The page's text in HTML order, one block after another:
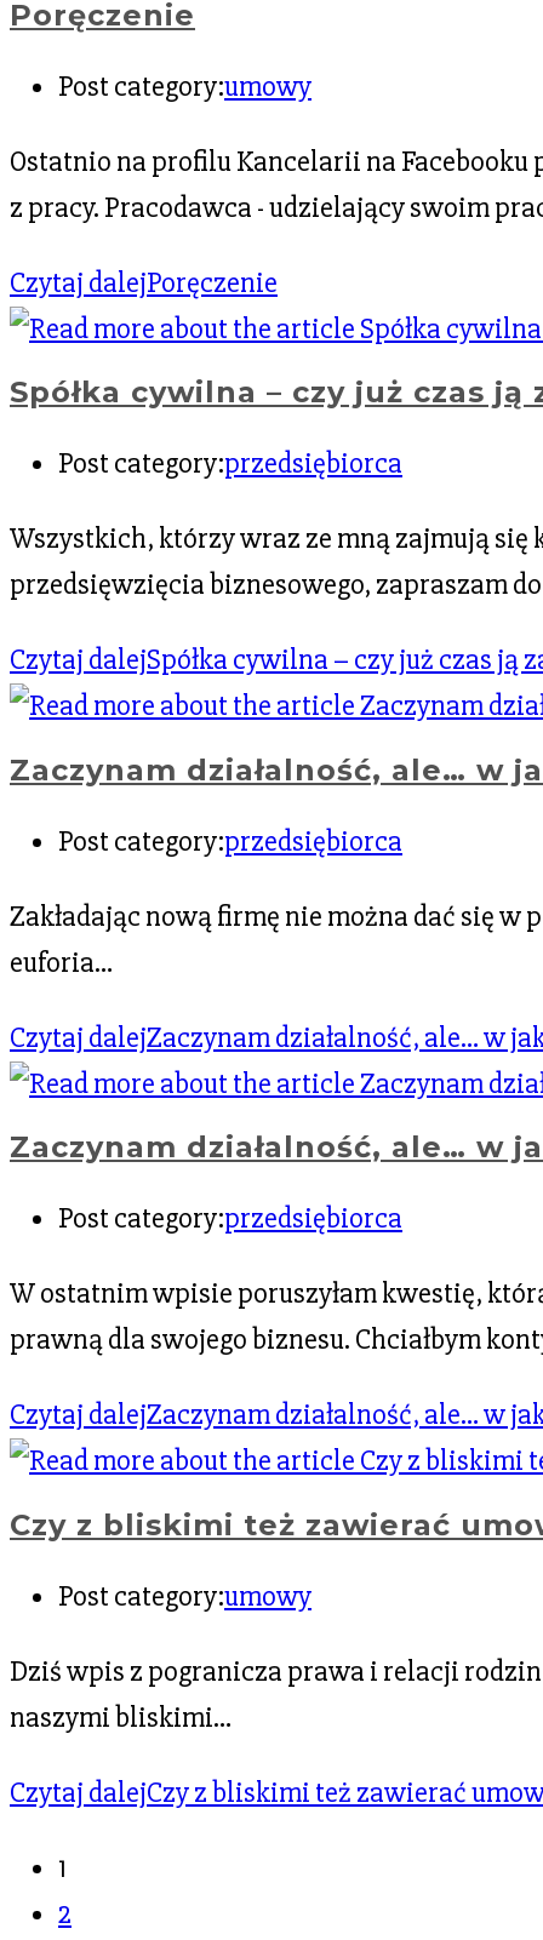
Poręczenie
Post category:umowy
Ostatnio na profilu Kancelarii na
z pracy. Pracodawca - udzielający swoim
Czytaj dalejPoręczenie
Spółka cywilna – czy już czas ją
Post category:przedsiębiorca
Wszystkich, którzy wraz ze mną zajmują
przedsięwzięcia biznesowego, zapraszam
Czytaj dalejSpółka cywilna – czy już czas ją
Zaczynam działalność, ale… w
Post category:przedsiębiorca
Zakładając nową firmę nie można dać się w
euforia…
Czytaj dalejZaczynam działalność, ale… w
Zaczynam działalność, ale… w
Post category:przedsiębiorca
W ostatnim wpisie poruszyłam kwestię,
prawną dla swojego biznesu. Chciałbym
Czytaj dalejZaczynam działalność, ale… w
Czy z bliskimi też zawierać
Post category:umowy
Dziś wpis z pogranicza prawa i relacji
naszymi bliskimi…
Czytaj dalejCzy z bliskimi też zawierać
1
2